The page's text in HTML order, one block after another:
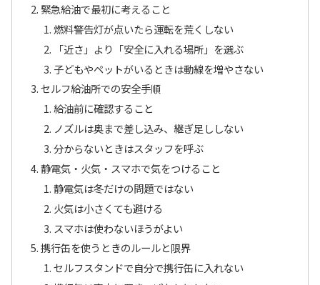
緊急給油で最初に考えること
燃料警告灯が点いたら運転を荒くしない
「近さ」より「安全に入れる場所」を選ぶ
子どもやペットがいるときは動線を増やさない
セルフ給油所での安全手順
給油前に確認すること
ノズルは奥まで差し込み、継ぎ足ししない
分からないときはスタッフを呼ぶ
静電気・火気・スマホで気をつけること
静電気は冬だけの問題ではない
火気は小さくても避ける
スマホは使わないほうがよい
携行缶を使うときのルールと限界
セルフスタンドで自分で携行缶に入れない